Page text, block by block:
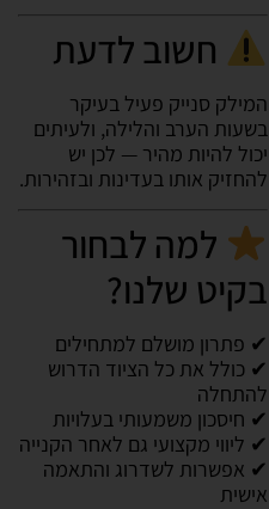
חשוב לדעת
המילק סנייק פעיל בעיקר
בשעות הערב והלילה, ולעיתים
יכול להיות מהיר — לכן יש
להחזיק אותו בעדינות ובזהירות.
למה לבחור
בקיט שלנו?
✔ פתרון מושלם למתחילים
✔ כולל את כל הציוד הדרוש
להתחלה
✔ חיסכון משמעותי בעלויות
✔ ליווי מקצועי גם לאחר הקנייה
✔ אפשרות לשדרוג והתאמה
אישית